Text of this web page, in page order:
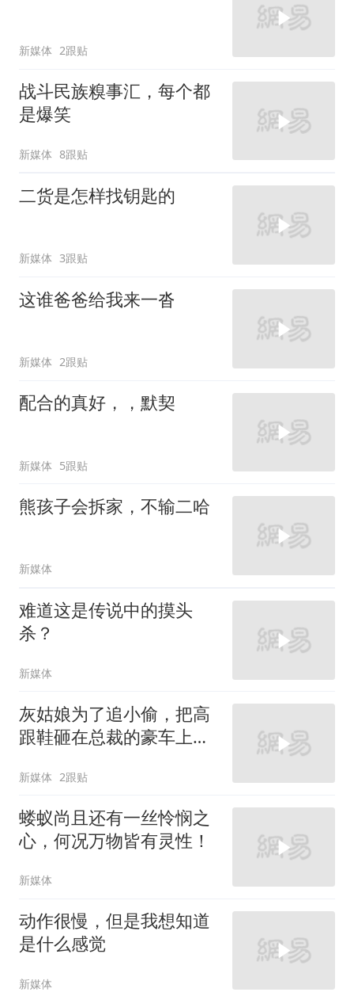
新媒体 2跟贴
战斗民族糗事汇，每个都
是爆笑
新媒体 8跟贴
二货是怎样找钥匙的
新媒体 3跟贴
这谁爸爸给我来一沓
新媒体 2跟贴
配合的真好，，默契
新媒体 5跟贴
熊孩子会拆家，不输二哈
新媒体
难道这是传说中的摸头
杀？
新媒体
灰姑娘为了追小偷，把高
跟鞋砸在总裁的豪车上，
新媒体 2跟贴
蝼蚁尚且还有一丝怜悯之
心，何况万物皆有灵性！
新媒体
动作很慢，但是我想知道
是什么感觉
新媒体